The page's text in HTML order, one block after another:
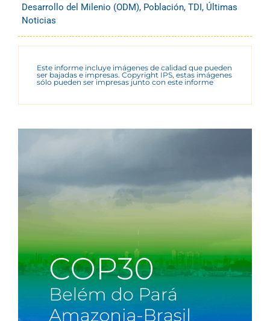
Desarrollo del Milenio (ODM), Población, TDI, Últimas
Noticias
Este informe incluye imágenes de calidad que pueden
ser bajadas e impresas. Copyright IPS, estas imágenes
sólo pueden ser impresas junto con este informe